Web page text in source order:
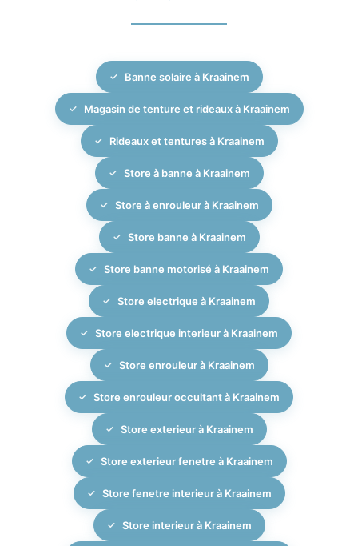
propre, en veillant au bon fonctionnement des
mécanismes et à l’alignement parfait des stores sur
Depuis 2007, MBM Interiors imagine et coordonne
des projets cohérents, en harmonisant tissus,
couleurs et systèmes de pose pour que vos stores
intérieurs, rideaux et protections extérieures
s’intègrent avec élégance à votre décoration et
répondent aux exigences techniques de votre
habitation.
Banne solaire à Kraainem
Magasin de tenture et rideaux à Kraainem
Rideaux et tentures à Kraainem
Store à banne à Kraainem
Store à enrouleur à Kraainem
Store banne à Kraainem
Store banne motorisé à Kraainem
Store electrique à Kraainem
Store electrique interieur à Kraainem
Store enrouleur à Kraainem
Store enrouleur occultant à Kraainem
Store exterieur à Kraainem
Store exterieur fenetre à Kraainem
Store fenetre interieur à Kraainem
Store interieur à Kraainem